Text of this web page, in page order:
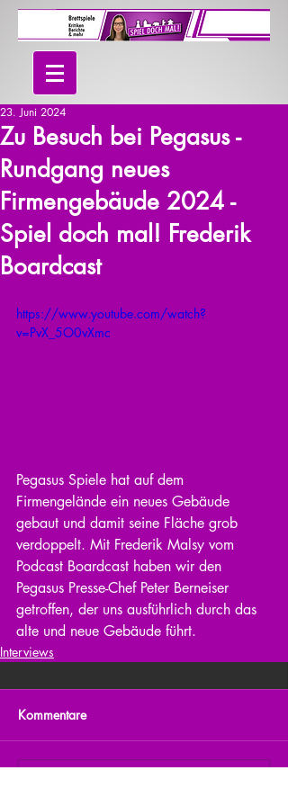
Zu Besuch bei Pegasus -
Rundgang neues
Firmengebäude 2024 -
Spiel doch mal! Frederik
Boardcast
23. Juni 2024
https://www.youtube.com/watch?
v=PvX_5O0vXmc
Pegasus Spiele hat auf dem
Firmengelände ein neues Gebäude
gebaut und damit seine Fläche grob
verdoppelt. Mit Frederik Malsy vom
Podcast Boardcast haben wir den
Pegasus Presse-Chef Peter Berneiser
getroffen, der uns ausführlich durch das
alte und neue Gebäude führt.
Interviews
Kommentare